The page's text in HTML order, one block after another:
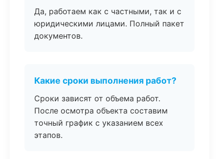
Да, работаем как с частными, так и с
юридическими лицами. Полный пакет
документов.
Какие сроки выполнения работ?
Сроки зависят от объема работ.
После осмотра объекта составим
точный график с указанием всех
этапов.